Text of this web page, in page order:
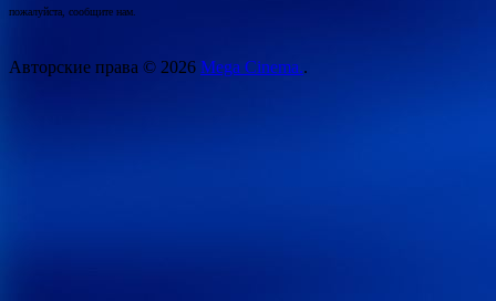
пожалуйста, сообщите нам.
Авторские права © 2026 Mega Cinema..